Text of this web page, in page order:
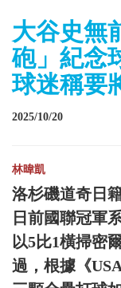
大谷史無
砲」紀念
球迷稱要
2025/10/20
林暐凱
洛杉磯道奇日
日前國聯冠軍
以5比1橫掃密
過，根據《